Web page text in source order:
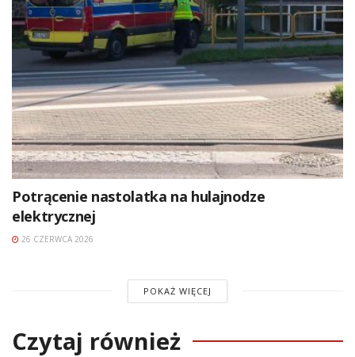
Potrącenie nastolatka na hulajnodze
elektrycznej
26 CZERWCA 2026
POKAŻ WIĘCEJ
Czytaj również